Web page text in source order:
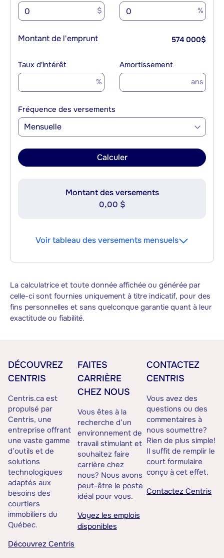
$ %
Montant de l'emprunt 574 000$
Taux d'intérêt
%
Amortissement
ans
Fréquence des versements
Mensuelle
Calculer
Montant des versements
0,00 $
Voir tableau des versements mensuels
La calculatrice et toute donnée affichée ou générée par
celle-ci sont fournies uniquement à titre indicatif, pour des
fins personnelles et sans quelconque garantie quant à leur
exactitude ou fiabilité.
DÉCOUVREZ
CENTRIS
Centris.ca est
propulsé par
Centris, une
entreprise offrant
une vaste gamme
d’outils et de
solutions
technologiques
adaptés aux
besoins des
courtiers
immobiliers du
Québec.
Découvrez Centris
FAITES
CARRIÈRE
CHEZ NOUS
Vous êtes à la
recherche d’un
environnement de
travail stimulant et
souhaitez faire
carrière chez
nous? Nous avons
peut-être le poste
idéal pour vous.
Voyez les emplois
disponibles
CONTACTEZ
CENTRIS
Vous avez des
questions ou des
commentaires à
nous soumettre?
Rien de plus simple!
Il suffit de remplir le
court formulaire
conçu à cet effet.
Contactez Centris